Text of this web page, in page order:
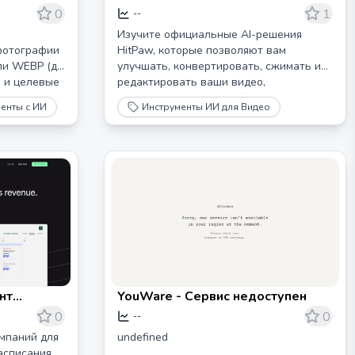
на
0
WEBP (до
и целевые
OCR!
с ИИ
Решения для улучшения видео,
фото и аудио с помощью ИИ
-- 1
Изучите официальные AI-решения
HitPaw, которые позволяют вам
улучшать, конвертировать, сжимать и
редактировать ваши видео,
фотографии и аудиофайлы как
профессионал. Кроме того, HitPaw
Инструменты ИИ для Видео
медиа 0
для
YouWare - Сервис недоступен
-- 0
undefined